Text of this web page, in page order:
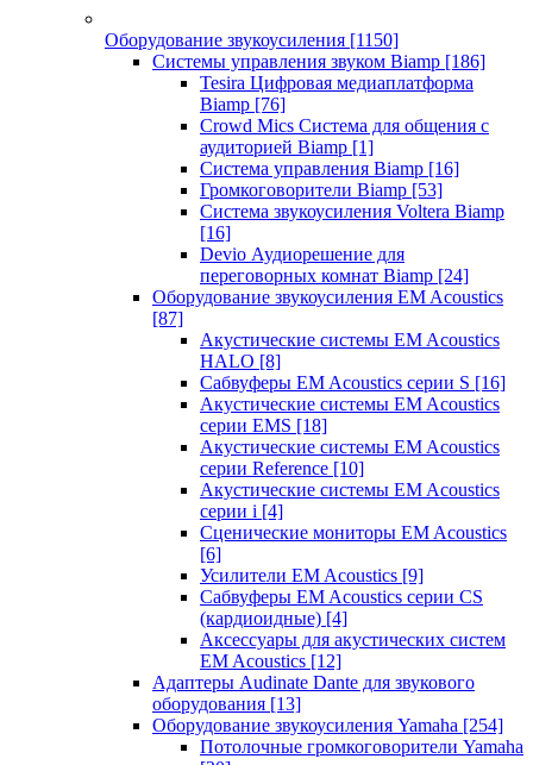
Оборудование звукоусиления [1150]
Системы управления звуком Biamp [186]
Tesira Цифровая медиаплатформа
Biamp [76]
Crowd Mics Система для общения с
аудиторией Biamp [1]
Система управления Biamp [16]
Громкоговорители Biamp [53]
Система звукоусиления Voltera Biamp
[16]
Devio Аудиорешение для
переговорных комнат Biamp [24]
Оборудование звукоусиления EM Acoustics
[87]
Акустические системы EM Acoustics
HALO [8]
Сабвуферы EM Acoustics серии S [16]
Акустические системы EM Acoustics
серии EMS [18]
Акустические системы EM Acoustics
серии Reference [10]
Акустические системы EM Acoustics
серии i [4]
Сценические мониторы EM Acoustics
[6]
Усилители EM Acoustics [9]
Сабвуферы EM Acoustics серии CS
(кардиоидные) [4]
Аксессуары для акустических систем
EM Acoustics [12]
Адаптеры Audinate Dante для звукового
оборудования [13]
Оборудование звукоусиления Yamaha [254]
Потолочные громкоговорители Yamaha